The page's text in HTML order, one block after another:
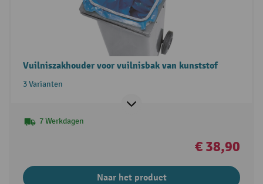
Vuilniszakhouder voor vuilnisbak van kunststof
3 Varianten
7 Werkdagen
€ 38,90
Naar het product